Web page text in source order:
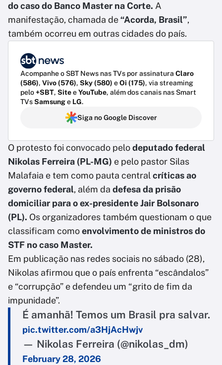
do caso do Banco Master na Corte. A
manifestação, chamada de“Acorda, Brasil”,
também ocorreu em outras cidades do país.
Acompanhe o SBT News nas TVs por assinatura Claro
(586), Vivo (576), Sky (580) eOi (175), via streaming
pelo+SBT, SiteeYouTube, além dos canais nas Smart
TVsSamsunge LG.
Siga no Google Discover
O protesto foi convocado pelodeputado federal
Nikolas Ferreira (PL-MG) e pelo pastor Silas
Malafaia e tem como pauta centralcríticas ao
governo federal, além da defesa da prisão
domiciliar para o ex-presidente Jair Bolsonaro
(PL). Os organizadores também questionam o que
classificam comoenvolvimento de ministros do
STF no caso Master.
Em publicação nas redes sociais no sábado (28),
Nikolas afirmou que o país enfrenta “escândalos”
e “corrupção” e defendeu um “grito de fim da
impunidade”.
É amanhã! Temos um Brasil pra salvar.
pic.twitter.com/a3HjAcHwjv
— Nikolas Ferreira (@nikolas_dm)
February 28, 2026